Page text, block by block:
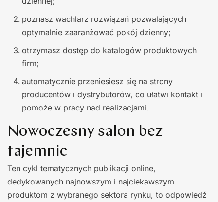
poznasz wachlarz rozwiązań pozwalających
optymalnie zaaranżować pokój dzienny;
otrzymasz dostęp do katalogów produktowych
firm;
automatycznie przeniesiesz się na strony
producentów i dystrybutorów, co ułatwi kontakt i
pomoże w pracy nad realizacjami.
Nowoczesny salon bez
tajemnic
Ten cykl tematycznych publikacji online,
dedykowanych najnowszym i najciekawszym
produktom z wybranego sektora rynku, to odpowiedź